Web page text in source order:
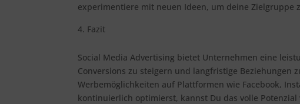
experimentiere mit neuen Ideen, um deine Zielgruppe
Fazit
Social Media Advertising bietet Unternehmen eine
Conversions zu steigern und langfristige Beziehungen
Werbemöglichkeiten auf Plattformen wie Facebook,
kontinuierlich optimierst, kannst Du das volle